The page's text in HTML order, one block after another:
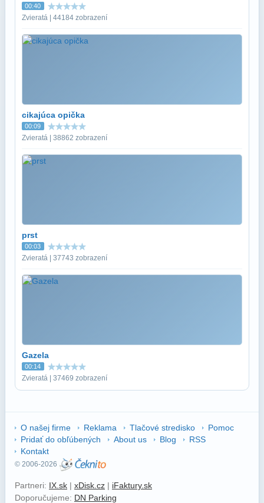
00:40
Zvieratá | 44184 zobrazení
cikajúca opička
00:09
Zvieratá | 38862 zobrazení
prst
00:03
Zvieratá | 37743 zobrazení
Gazela
00:14
Zvieratá | 37469 zobrazení
O našej firme Reklama Tlačové stredisko
Pomoc
Pridať do obľúbených
About us Blog
RSS
Kontakt
© 2006-2026
Partneri: IX.sk | xDisk.cz | iFaktury.sk
Doporučujeme: DN Parking